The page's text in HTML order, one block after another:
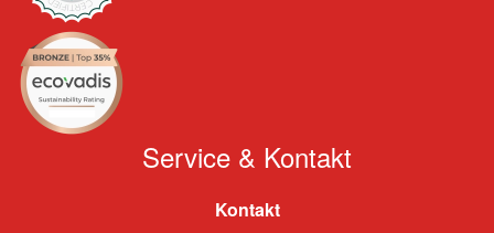
Service & Kontakt
Kontakt